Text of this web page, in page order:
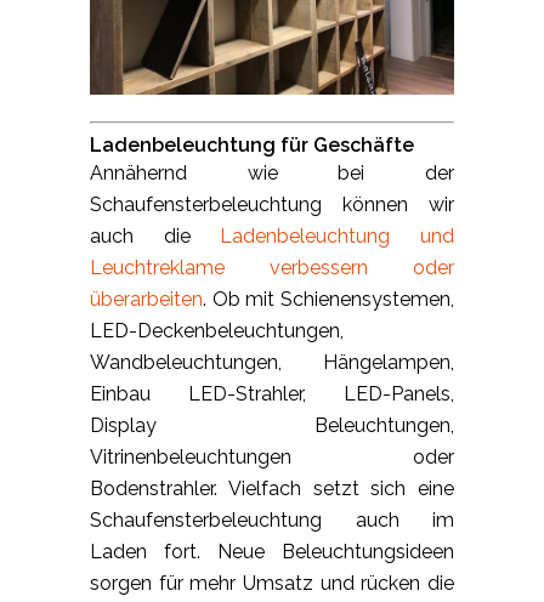
Ladenbeleuchtung für Geschäfte
Annähernd wie bei der
Schaufensterbeleuchtung können wir
auch die
Ladenbeleuchtung und
Leuchtreklame verbessern oder
überarbeiten. Ob mit Schienensystemen,
LED-Deckenbeleuchtungen,
Wandbeleuchtungen, Hängelampen,
Einbau LED-Strahler, LED-Panels,
Display Beleuchtungen,
Vitrinenbeleuchtungen oder
Bodenstrahler. Vielfach setzt sich eine
Schaufensterbeleuchtung auch im
Laden fort. Neue Beleuchtungsideen
sorgen für mehr Umsatz und rücken die